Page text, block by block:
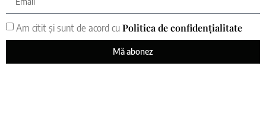
Am citit și sunt de acord cu Politica de confidențialitate
Mă abonez